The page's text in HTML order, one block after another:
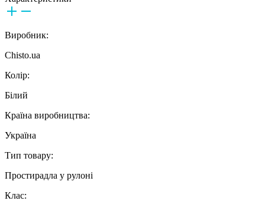
Виробник:
Chisto.ua
Колір:
Білий
Країна виробництва:
Україна
Тип товару:
Простирадла у рулоні
Клас: